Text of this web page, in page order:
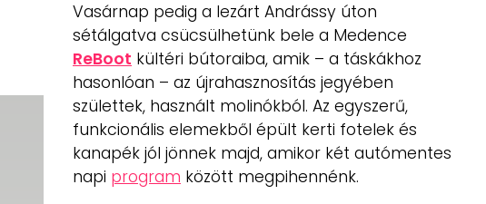
Vasárnap pedig a lezárt Andrássy úton
sétálgatva csücsülhetünk bele a Medence
ReBoot kültéri bútoraiba, amik – a táskákhoz
hasonlóan – az újrahasznosítás jegyében
születtek, használt molinókból. Az egyszerű,
funkcionális elemekből épült kerti fotelek és
kanapék jól jönnek majd, amikor két autómentes
napi program között megpihennénk.